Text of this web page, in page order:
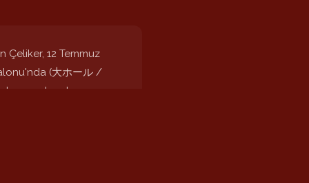
Çeliker, 12 Temmuz
(大ホール /
olacak.